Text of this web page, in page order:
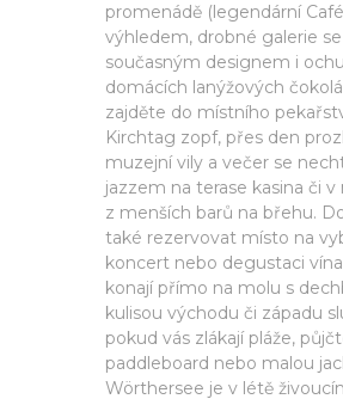
promenádě (legendární
výhledem, drobné galerie se
současným designem i
domácích lanýžových
zajděte do místního
Kirchtag zopf, přes den
muzejní vily a večer se
jazzem na terase kasina či
z menších barů na břehu.
také rezervovat místo na
koncert nebo degustaci
konají přímo na molu s
kulisou východu či západu
pokud vás zlákají pláže,
paddleboard nebo malou
Wörthersee je v létě